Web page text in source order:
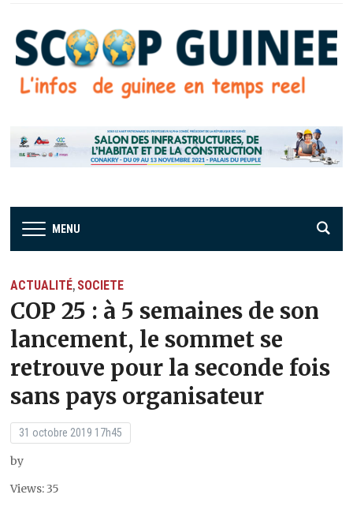
MENU
ACTUALITÉ, SOCIETE
COP 25 : à 5 semaines de son
lancement, le sommet se
retrouve pour la seconde fois
sans pays organisateur
31 octobre 2019 17h45
by
Views: 35